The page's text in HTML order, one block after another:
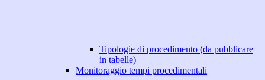
Tipologie di procedimento (da pubblicare
in tabelle)
Monitoraggio tempi procedimentali